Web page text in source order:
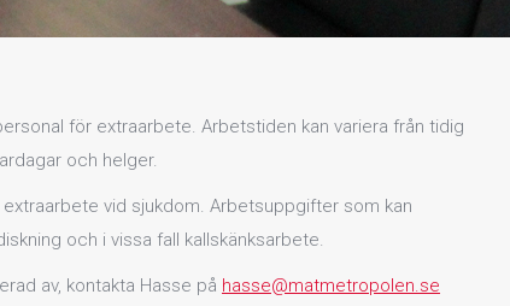
för extraarbete. Arbetstiden kan variera från tidig
och helger.
vid sjukdom. Arbetsuppgifter som kan
och i vissa fall kallskänksarbete.
av, kontakta Hasse på hasse@matmetropolen.se